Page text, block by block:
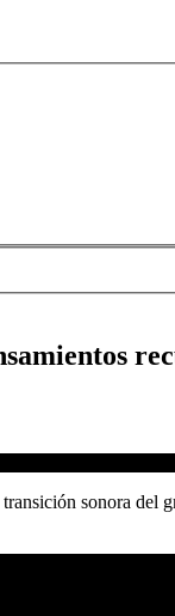
sonora del